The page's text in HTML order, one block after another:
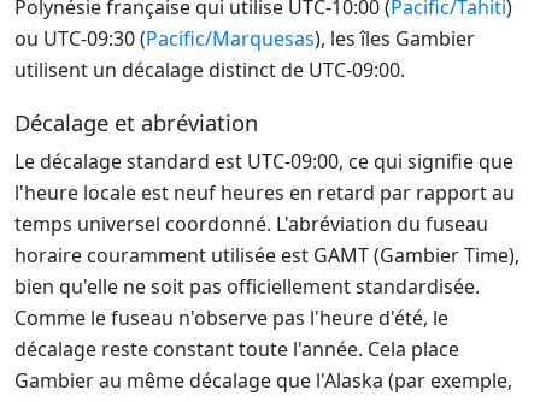
Polynésie française qui utilise UTC-10:00 (Pacific/Tahiti)
ou UTC-09:30 (Pacific/Marquesas), les îles Gambier
utilisent un décalage distinct de UTC-09:00.
Décalage et abréviation
Le décalage standard est UTC-09:00, ce qui signifie que
l'heure locale est neuf heures en retard par rapport au
temps universel coordonné. L'abréviation du fuseau
horaire couramment utilisée est GAMT (Gambier Time),
bien qu'elle ne soit pas officiellement standardisée.
Comme le fuseau n'observe pas l'heure d'été, le
décalage reste constant toute l'année. Cela place
Gambier au même décalage que l'Alaska (par exemple,